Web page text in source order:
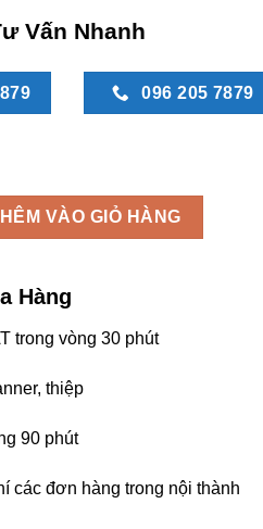
Vấn Nhanh
096 205 7879
VÀO GIỎ HÀNG
Hàng
trong vòng 30 phút
thiệp
90 phút
các đơn hàng trong nội thành